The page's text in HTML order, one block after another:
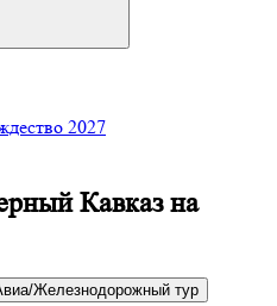
2027
Кавказ на
Железнодорожный тур